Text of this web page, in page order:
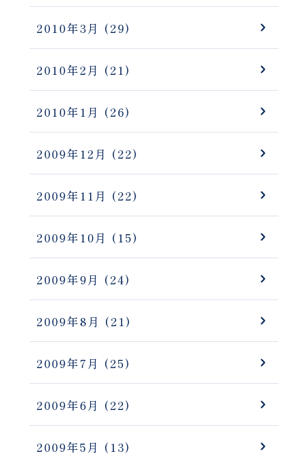
2010年3月 (29)
2010年2月 (21)
2010年1月 (26)
2009年12月 (22)
2009年11月 (22)
2009年10月 (15)
2009年9月 (24)
2009年8月 (21)
2009年7月 (25)
2009年6月 (22)
2009年5月 (13)